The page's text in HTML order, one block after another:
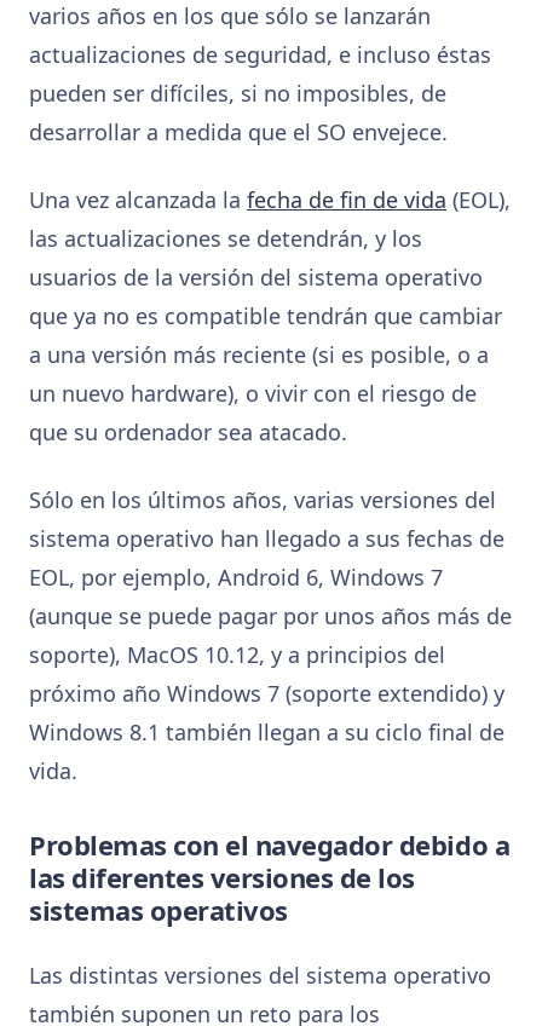
varios años en los que sólo se lanzarán
actualizaciones de seguridad, e incluso éstas
pueden ser difíciles, si no imposibles, de
desarrollar a medida que el SO envejece.
Una vez alcanzada la fecha de fin de vida (EOL),
las actualizaciones se detendrán, y los
usuarios de la versión del sistema operativo
que ya no es compatible tendrán que cambiar
a una versión más reciente (si es posible, o a
un nuevo hardware), o vivir con el riesgo de
que su ordenador sea atacado.
Sólo en los últimos años, varias versiones del
sistema operativo han llegado a sus fechas de
EOL, por ejemplo, Android 6, Windows 7
(aunque se puede pagar por unos años más de
soporte), MacOS 10.12, y a principios del
próximo año Windows 7 (soporte extendido) y
Windows 8.1 también llegan a su ciclo final de
vida.
Problemas con el navegador debido a
las diferentes versiones de los
sistemas operativos
Las distintas versiones del sistema operativo
también suponen un reto para los